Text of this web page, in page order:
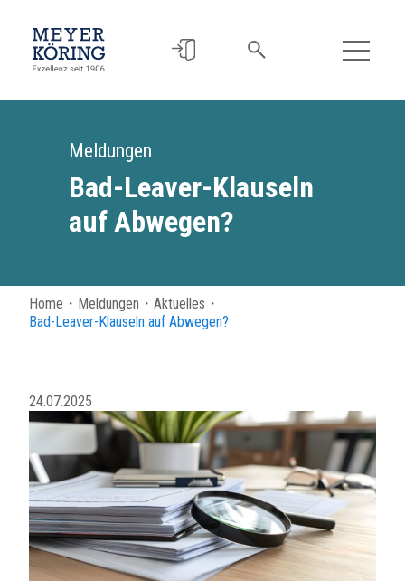
Meldungen
Bad-Leaver-Klauseln
auf Abwegen?
Home ・ Meldungen ・ Aktuelles ・
Bad-Leaver-Klauseln auf Abwegen?
24.07.2025